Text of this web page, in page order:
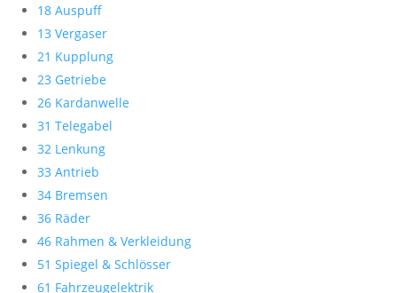
18 Auspuff
13 Vergaser
21 Kupplung
23 Getriebe
26 Kardanwelle
31 Telegabel
32 Lenkung
33 Antrieb
34 Bremsen
36 Räder
46 Rahmen & Verkleidung
51 Spiegel & Schlösser
61 Fahrzeugelektrik